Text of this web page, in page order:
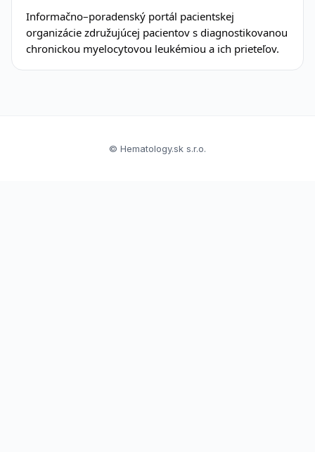
Informačno–poradenský portál pacientskej
organizácie združujúcej pacientov s diagnostikovanou
chronickou myelocytovou leukémiou a ich prieteľov.
© Hematology.sk s.r.o.